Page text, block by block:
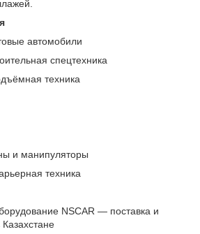
автомобили
спецтехника
техника
и манипуляторы
техника
NSCAR — поставка и